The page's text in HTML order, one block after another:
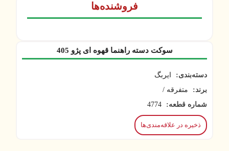
سوکت دسته راهنما قهوه ای پژو 405
دسته‌بندی:
ایربگ
برند:
متفرقه /
شماره قطعه:
4774
ذخیره در علاقه‌مندی‌ها
فروشنده‌ها